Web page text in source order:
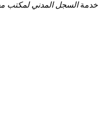
خدمةالسجل المدني لمكتب